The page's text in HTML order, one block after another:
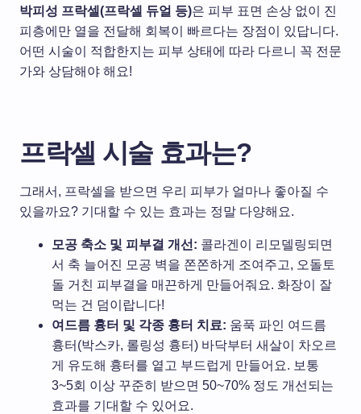
박피성 프락셀(프락셀 듀얼 등)은 피부 표면 손상 없이 진
피층에만 열을 전달해 회복이 빠르다는 장점이 있답니다.
어떤 시술이 적합한지는 피부 상태에 따라 다르니 꼭 전문
가와 상담해야 해요!
프락셀 시술 효과는?
그래서, 프락셀을 받으면 우리 피부가 얼마나 좋아질 수
있을까요? 기대할 수 있는 효과는 정말 다양해요.
모공 축소 및 피부결 개선: 콜라겐이 리모델링되면
서 축 늘어진 모공 벽을 쫀쫀하게 조여주고, 오돌토
돌 거친 피부결을 매끈하게 만들어줘요. 화장이 잘
먹는 건 덤이랍니다!
여드름 흉터 및 각종 흉터 치료: 움푹 파인 여드름
흉터(박스카, 롤링성 흉터) 바닥부터 새살이 차오르
게 유도해 흉터를 옅고 부드럽게 만들어요. 보통
3~5회 이상 꾸준히 받으면 50~70% 정도 개선되는
효과를 기대할 수 있어요.